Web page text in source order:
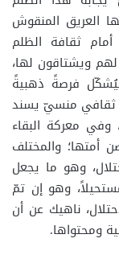
العريق المنقوش
ثقافة الظلم
ويشتاقون لها،
فرصةً ذهبيةً
ثقافي منسيّ يسند
معركة البقاء
والمختلف
وهو ما يجعل
وهو إن تمّ
ناهيك عن أن
ومحتواها.